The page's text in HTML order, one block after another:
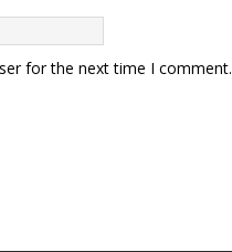
for the next time I comment.